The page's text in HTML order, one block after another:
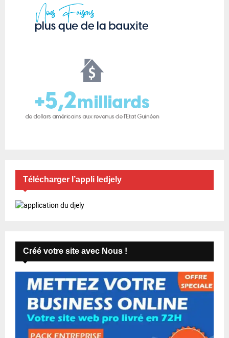
Télécharger l’appli ledjely
Créé votre site avec Nous !